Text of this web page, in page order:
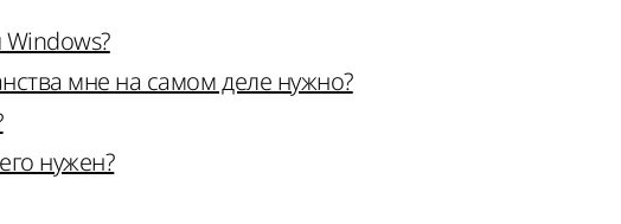
мне на самом деле нужно?
нужен?